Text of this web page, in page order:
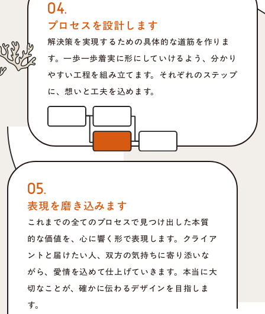
04.
プロセスを設計します
解決策を実現するための具体的な道筋を作りま
す。一歩一歩着実に形にしていけるよう、分かり
やすい工程を組み立てます。それぞれのステップ
に、想いと工夫を込めます。
05.
表現を磨き込みます
これまでの全てのプロセスで見つけ出した本質
的な価値を、心に響く形で表現します。クライア
ントと届けたい人、双方の気持ちに寄り添いな
がら、愛情を込めて仕上げていきます。本当に大
切なことが、確かに伝わるデザインを目指しま
す。